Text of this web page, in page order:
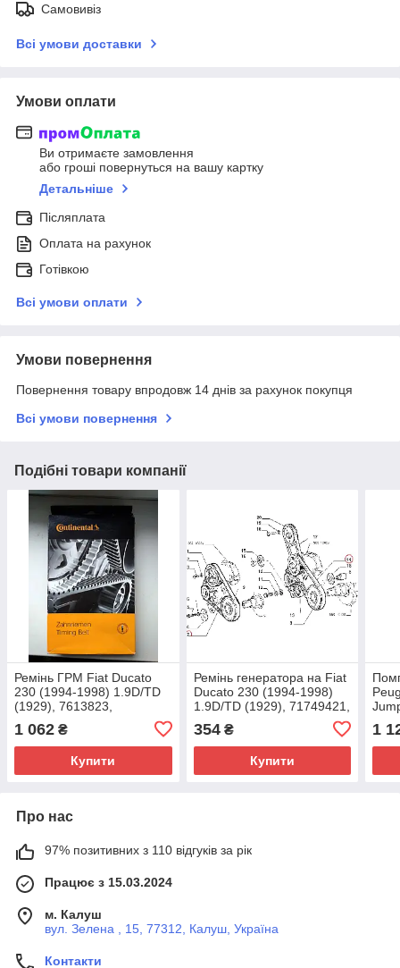
Самовивіз
Всі умови доставки
Умови оплати
Ви отримаєте замовлення
або гроші повернуться на вашу картку
Детальніше
Післяплата
Оплата на рахунок
Готівкою
Всі умови оплати
Умови повернення
Повернення товару впродовж 14 днів за рахунок покупця
Всі умови повернення
Подібні товари компанії
Ремінь ГРМ Fiat Ducato
230 (1994-1998) 1.9D/TD
(1929), 7613823,
1 062 ₴
Купити
Ремінь генератора на Fiat
Ducato 230 (1994-1998)
1.9D/TD (1929), 71749421,
354₴
Купити
1
Про нас
97% позитивних з 110 відгуків за рік
Працює з 15.03.2024
м. Калуш
вул. Зелена , 15, 77312, Калуш, Україна
Контакти